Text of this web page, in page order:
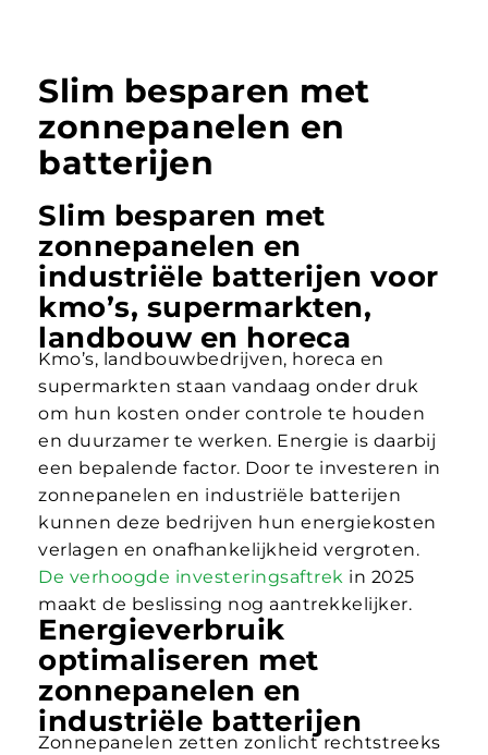
Slim besparen met
zonnepanelen en
batterijen
Slim besparen met
zonnepanelen en
industriële batterijen voor
kmo’s, supermarkten,
landbouw en horeca
Kmo’s, landbouwbedrijven, horeca en
supermarkten staan vandaag onder druk
om hun kosten onder controle te houden
en duurzamer te werken. Energie is daarbij
een bepalende factor. Door te investeren in
zonnepanelen en industriële batterijen
kunnen deze bedrijven hun energiekosten
verlagen en onafhankelijkheid vergroten.
De verhoogde investeringsaftrek in 2025
maakt de beslissing nog aantrekkelijker.
Energieverbruik
optimaliseren met
zonnepanelen en
industriële batterijen
Zonnepanelen zetten zonlicht rechtstreeks